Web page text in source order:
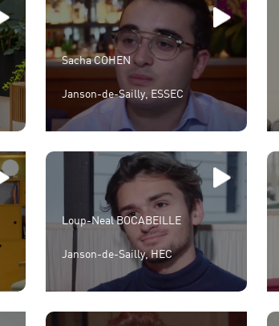
Sacha COHEN
Janson-de-Sailly, ESSEC
Loup-Neal BOCABEILLE
Janson-de-Sailly, HEC